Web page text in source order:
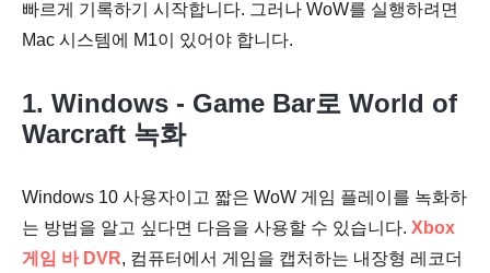
빠르게 기록하기 시작합니다. 그러나 WoW를 실행하려면
Mac 시스템에 M1이 있어야 합니다.
1. Windows - Game Bar로 World of
Warcraft 녹화
Windows 10 사용자이고 짧은 WoW 게임 플레이를 녹화하
는 방법을 알고 싶다면 다음을 사용할 수 있습니다. Xbox
게임 바 DVR, 컴퓨터에서 게임을 캡처하는 내장형 레코더